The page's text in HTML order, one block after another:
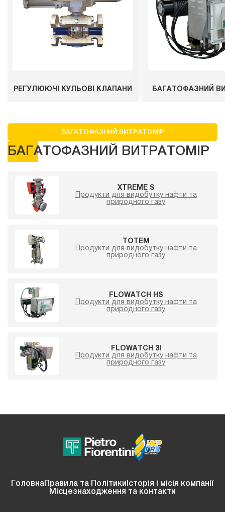
РЕГУЛЮЮЧІ КУЛЬОВІ КЛАПАНИ БАГАТОФАЗНИЙ
БАГАТОФАЗНИЙ ВИТРАТОМІР
БАГАТОФАЗНИЙ ВИТРАТОМІР
XTREME S
Продукти для видобутку нафти та
природного газу
TOTEM
Продукти для видобутку нафти та
природного газу
FLOWATCH HS
Продукти для видобутку нафти та
природного газу
FLOWATCH 3I
Продукти для видобутку нафти та
природного газу
Головна Правила та Політики Історія і місія компанії
Місцезнаходження та контакти